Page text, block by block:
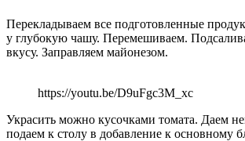
Перекладываем все подготовленные
у глубокую чашу. Перемешиваем.
вкусу. Заправляем майонезом.
https://youtu.be/D9uFgc3M_xc
Украсить можно кусочками томата. Даем
подаем к столу в добавление к основному